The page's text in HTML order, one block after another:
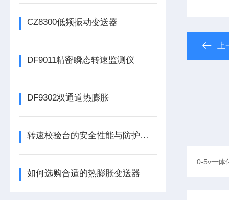
CZ8300低频振动变送器
DF9011精密瞬态转速监测仪
DF9302双通道热膨胀
转速校验台的安全性能与防护措施
如何选购合适的热膨胀变送器